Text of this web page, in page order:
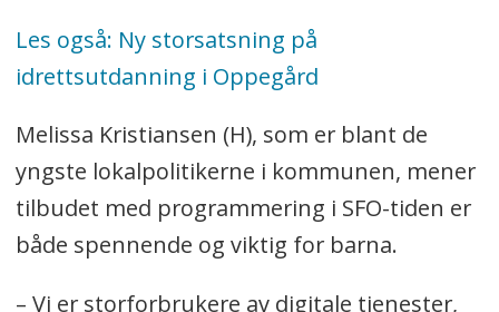
Les også: Ny storsatsning på
idrettsutdanning i Oppegård
Melissa Kristiansen (H), som er blant de
yngste lokalpolitikerne i kommunen, mener
tilbudet med programmering i SFO-tiden er
både spennende og viktig for barna.
– Vi er storforbrukere av digitale tjenester,